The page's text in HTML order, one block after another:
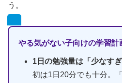
う。
やる気がない子向けの学習計
1日の勉強量は「少なす
初は1日20分でも十分。